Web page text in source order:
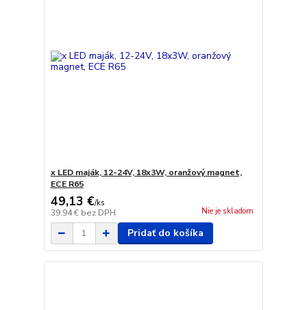
x LED maják, 12-24V, 18x3W, oranžový magnet,
ECE R65
49,13 €/ks
39,94 € bez DPH Nie je skladom
Pridať do košíka